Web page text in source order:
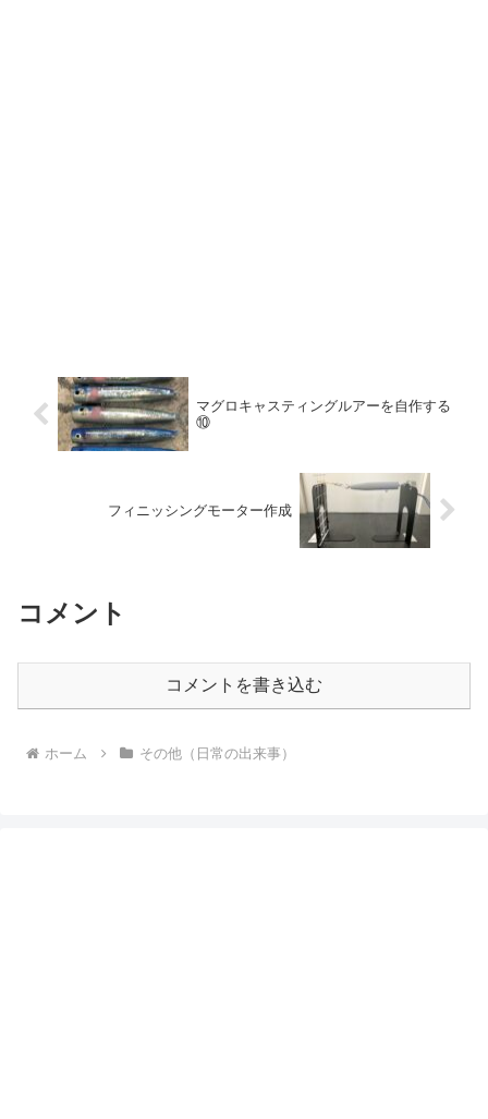
マグロキャスティングルアーを自作する
⑩
フィニッシングモーター作成
コメント
コメントを書き込む
ホーム その他（日常の出来事）